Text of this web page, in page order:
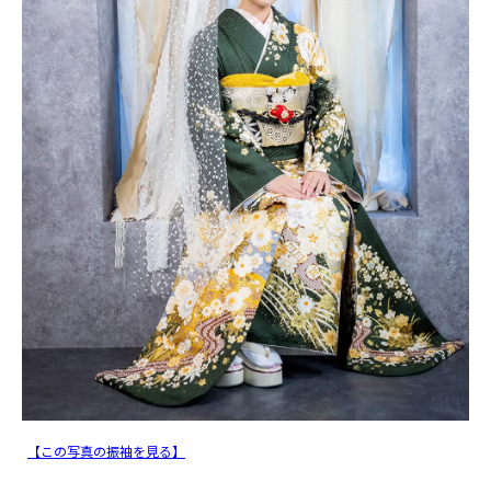
【この写真の振袖を見る】